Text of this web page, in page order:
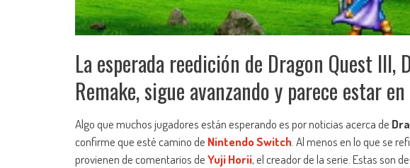
La esperada reedición de Dragon Quest III,
Remake, sigue avanzando y parece estar
Algo que muchos jugadores están esperando es por noticias acerca de
confirme que esté camino de Nintendo Switch. Al menos en lo que se
provienen de comentarios deYuji Horii, el creador de la serie. Estas son